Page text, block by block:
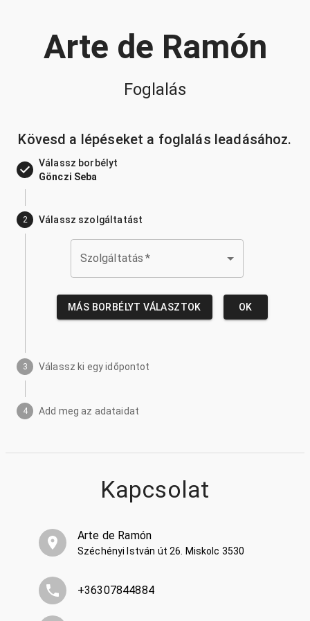
Arte de Ramón
Foglalás
Kövesd a lépéseket a foglalás leadásához.
Válassz borbélyt
Gönczi Seba
2 Válassz szolgáltatást
Szolgáltatás *
MÁS BORBÉLYT VÁLASZTOK OK
3 Válassz ki egy időpontot
4 Add meg az adataidat
Kapcsolat
Arte de Ramón
Széchényi István út 26. Miskolc 3530
+36307844884